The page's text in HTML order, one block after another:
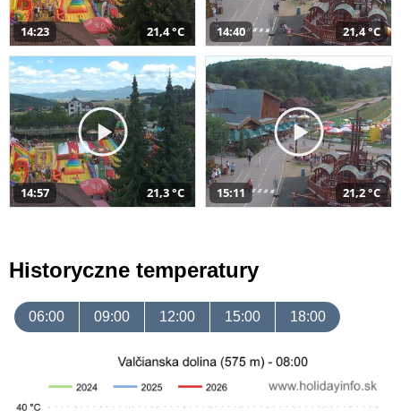
14:23 21,4 °C 14:40 21,4 °C
14:57 21,3 °C 15:11 21,2 °C
Historyczne temperatury
06:00 09:00 12:00 15:00 18:00